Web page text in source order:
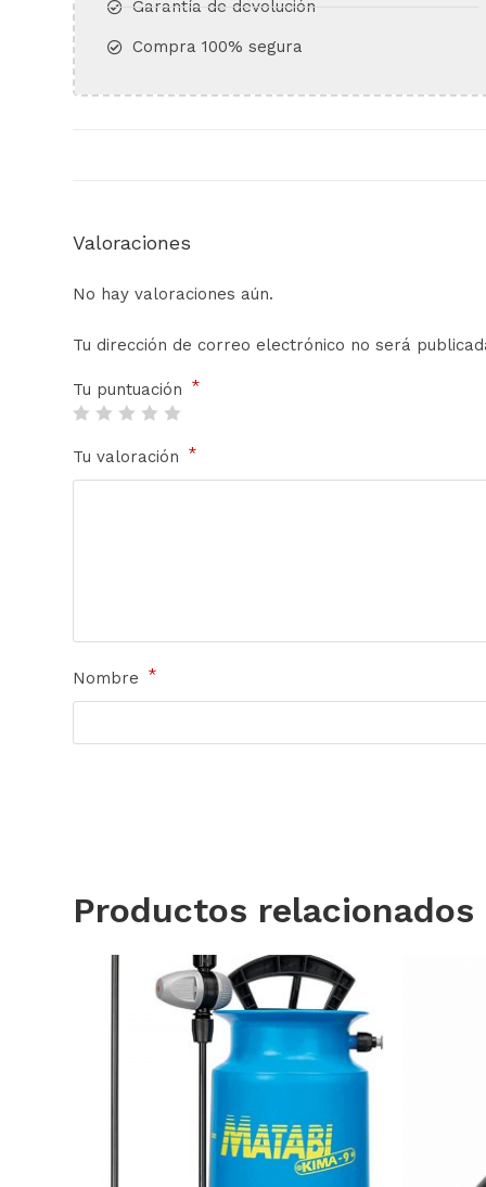
Garantía de devolución​
Compra 100% segura​
Valoraciones
No hay valoraciones aún.
Tu dirección de correo electrónico no será
Tu puntuación *
Tu valoración *
Nombre *
Productos relacionados